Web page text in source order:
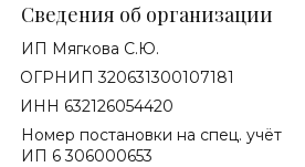
Сведения об организации
ИП Мягкова С.Ю.
ОГРНИП 320631300107181
ИНН 632126054420
Номер постановки на спец. учёт
ИП 6 306000653